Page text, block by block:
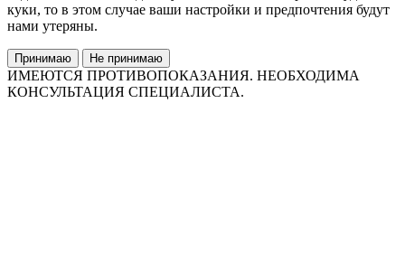
куки, то в этом случае ваши настройки и предпочтения будут
нами утеряны.
Принимаю Не принимаю
ИМЕЮТСЯ ПРОТИВОПОКАЗАНИЯ. НЕОБХОДИМА
КОНСУЛЬТАЦИЯ СПЕЦИАЛИСТА.